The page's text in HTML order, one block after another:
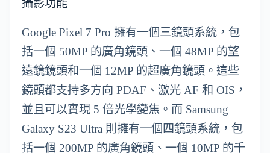
攝影功能
Google Pixel 7 Pro 擁有一個三鏡頭系統，包
括一個 50MP 的廣角鏡頭、一個 48MP 的望
遠鏡鏡頭和一個 12MP 的超廣角鏡頭。這些
鏡頭都支持多方向 PDAF、激光 AF 和 OIS，
並且可以實現 5 倍光學變焦。而 Samsung
Galaxy S23 Ultra 則擁有一個四鏡頭系統，包
括一個 200MP 的廣角鏡頭、一個 10MP 的千